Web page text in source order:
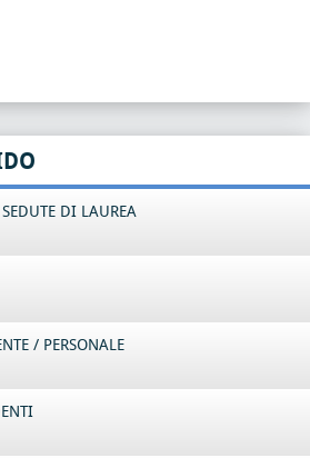
DI LAUREA
/ PERSONALE